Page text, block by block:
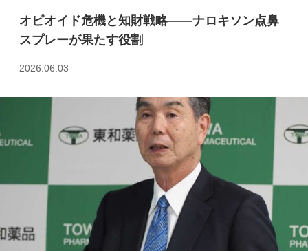
オピオイド危機と知財戦略――ナロキソン点鼻
スプレーが果たす役割
2026.06.03